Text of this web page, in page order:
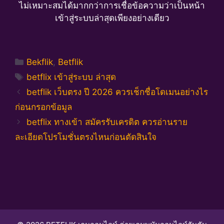
ไม่เหมาะสมได้มากกว่าการเชื่อข้อความว่าเป็นหน้า
เข้าสู่ระบบล่าสุดเพียงอย่างเดียว
Categories
Bekflik, Betflik
Tags
betflix เข้าสู่ระบบ ล่าสุด
betflik เว็บตรง ปี 2026 ควรเช็กชื่อโดเมนอย่างไร
ก่อนกรอกข้อมูล
betflix ทางเข้า สมัครรับเครดิต ควรอ่านราย
ละเอียดโปรโมชั่นตรงไหนก่อนตัดสินใจ